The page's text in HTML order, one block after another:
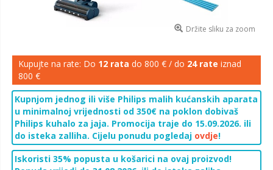
Držite sliku za zoom
Kupujte na rate: Do 12 rata do 800 € / do 24 rate iznad
800 €
Kupnjom jednog ili više Philips malih kućanskih aparata
u minimalnoj vrijednosti od 350€ na poklon dobivaš
Philips kuhalo za jaja. Promocija traje do 15.09.2026. ili
do isteka zalliha. Cijelu ponudu pogledaj ovdje!
Iskoristi 35% popusta u košarici na ovaj proizvod!